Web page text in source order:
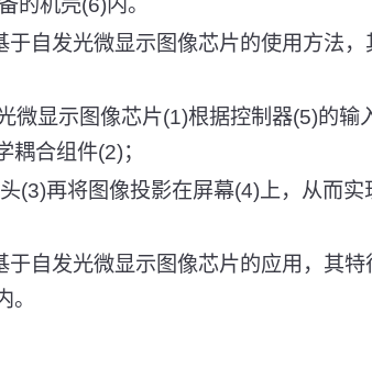
自发光微显示图像芯片的使用方法，
微显示图像芯片(1)根据控制器(5)的输
合组件(2)；
(3)再将图像投影在屏幕(4)上，从而实
自发光微显示图像芯片的应用，其特